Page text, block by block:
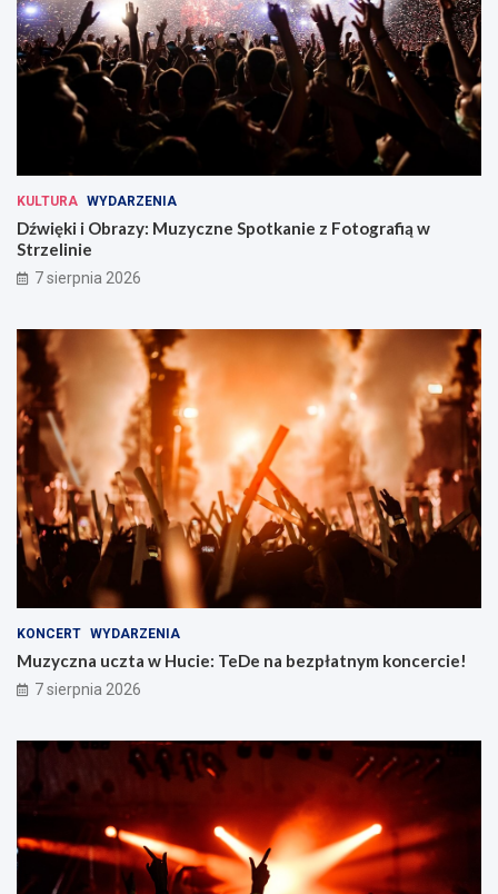
KULTURA WYDARZENIA
Dźwięki i Obrazy: Muzyczne Spotkanie z Fotografią w
Strzelinie
7 sierpnia 2026
KONCERT WYDARZENIA
Muzyczna uczta w Hucie: TeDe na bezpłatnym koncercie!
7 sierpnia 2026